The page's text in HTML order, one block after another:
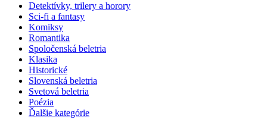
Detektívky, trilery a horory
Sci-fi a fantasy
Komiksy
Romantika
Spoločenská beletria
Klasika
Historické
Slovenská beletria
Svetová beletria
Poézia
Ďalšie kategórie